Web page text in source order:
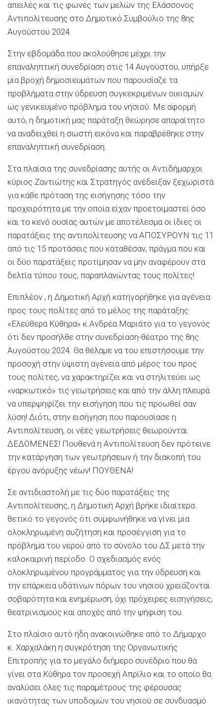
απειλές και τις φωνές των μελών της Ελάσσονος
Αντιπολίτευσης στο Δημοτικό Συμβούλιο της 8ης
Αυγούστου 2024.
Στην εβδομάδα που ακολούθησε μέχρι την
επαναληπτική συνεδρίαση στις 14 Αυγούστου, υπήρξε
μια βροχή δημοσιευμάτων που παρουσίαζε τα
προβλήματα στην ύδρευση συγκεκριμένων οικισμών
ως γενικευμένο πρόβλημα του νησιού. Με αφορμή
αυτό, η δημοτική μας παράταξη θεώρησε απαραίτητο
να αναδειχθεί η σωστή εικόνα και παραβρέθηκε στην
επαναληπτική συνεδρίαση.
Στα πλαίσια της συνεδρίασης αυτής οι Αντιδήμαρχοι
κύριος Ζαντιώτης και Στρατηγός ανέδειξαν ξεχωριστά
για κάθε πρόταση της εισήγησης τόσο την
προχειρότητα με την οποία είχαν προετοιμαστεί όσο
και το κενό ουσίας αυτών με αποτέλεσμα οι ίδιες οι
παρατάξεις της αντιπολίτευσης να ΑΠΟΣΥΡΟΥΝ τις 11
από τις 15 προτάσεις που καταθέσαν, πράγμα που και
οι δύο παρατάξεις προτίμησαν να μην αναφέρουν στα
δελτία τύπου τους, παραπλανώντας τους πολίτες!
Επιπλέον , η Δημοτική Αρχή κατηγορήθηκε για αγένεια
προς τους πολίτες από το μέλος της παράταξης
«Ελεύθερα Κύθηρα» κ.Ανδρέα Μαριάτο για το γεγονός
ότι δεν προσήλθε στην συνεδρίαση-θέατρο της 8ης
Αυγούστου 2024. Θα θέλαμε να του επιστήσουμε την
προσοχή στην ύψιστη αγένεια από μέρος του προς
τους πολίτες, να χαρακτηρίζει και να στηλιτεύει ως
«ναρκωτικό» τις γεωτρήσεις και από την άλλη πλευρά
να υπερψηφίζει την εισήγηση που τις προωθεί σαν
λύση! Διότι, στην εισήγηση που παρουσίασε η
Αντιπολίτευση, οι νέες γεωτρήσεις θεωρούνται
ΔΕΔΟΜΕΝΕΣ! Πουθενά η Αντιπολίτευση δεν πρότεινε
την κατάργηση των γεωτρήσεων ή την διακοπή του
έργου ανόρυξης νέων! ΠΟΥΘΕΝΑ!
Σε αντιδιαστολή με τις δύο παρατάξεις της
Αντιπολίτευσης, η Δημοτική Αρχή βρήκε ιδιαίτερα
θετικό το γεγονός ότι συμφωνήθηκε να γίνει μια
ολοκληρωμένη συζήτηση και προσέγγιση για το
πρόβλημα του νερού από το σύνολο του ΔΣ μετά την
καλοκαιρινή περίοδο. Ο σχεδιασμός ενός
ολοκληρωμένου προγράμματος για την ύδρευση και
την επάρκεια υδάτινων πόρων του νησιού χρειάζονται
σοβαρότητα και ενημέρωση, όχι πρόχειρες εισηγήσεις,
θεατρινισμούς και αποχές από την ψήφιση του.
Στο πλαίσιο αυτό ήδη ανακοινώθηκε από το Δήμαρχο
κ. Χαρχαλάκη η συγκρότηση της Οργανωτικής
Επιτροπής για το μεγάλο διήμερο συνέδριο που θα
γίνει στα Κύθηρα τον προσεχή Απρίλιο και το οποίο θα
αναλύσει όλες τις παραμέτρους της φέρουσας
ικανότητας των υποδομών του νησιού σε συνδυασμό